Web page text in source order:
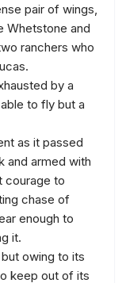
pair of wings,
Whetstone and
ranchers who
by a
to fly but a
as it passed
and armed with
courage to
chase of
enough to
it.
owing to its
keep out of its